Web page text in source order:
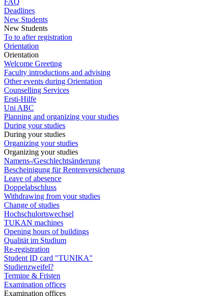
FAQ
Deadlines
New Students
New Students
To to after registration
Orientation
Orientation
Welcome Greeting
Faculty introductions and advising
Other events during Orientation
Counselling Services
Ersti-Hilfe
Uni ABC
Planning and organizing your studies
During your studies
During your studies
Organizing your studies
Organizing your studies
Namens-/Geschlechtsänderung
Bescheinigung für Rentenversicherung
Leave of abesence
Doppelabschluss
Withdrawing from your studies
Change of studies
Hochschulortswechsel
TUKAN machines
Opening hours of buildings
Qualität im Studium
Re-registration
Student ID card "TUNIKA"
Studienzweifel?
Termine & Fristen
Examination offices
Examination offices